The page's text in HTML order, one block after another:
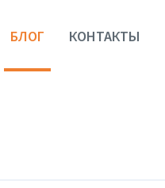
БЛОГ КОНТАКТЫ